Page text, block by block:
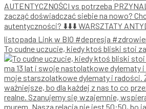
To cudne uczucie, kiedy ktoś bliski stoi